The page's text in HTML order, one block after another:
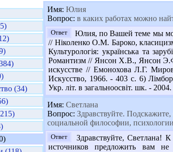
(34)
Имя: Юлия
Вопрос: в каких работах можно
Ответ
Юлия, по Вашей теме мы
// Ніколенко О.М. Бароко,
Культурологія: українська та
Романтизм // Янсон Х.В., Янсон
искусстве // Емонохова Л.Г.
Искусство, 1966. - 403 с. 6)
Укр. літ. в загальноосвіт. шк. -
Имя: Светлана
Вопрос: Здравствуйте.
социальной философии,
Ответ
Здравствуйте, Светлана!
источников предложить вам